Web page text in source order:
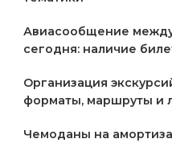
Авиасообщение
сегодня: наличие
Организация
форматы, маршруты и
Чемоданы на